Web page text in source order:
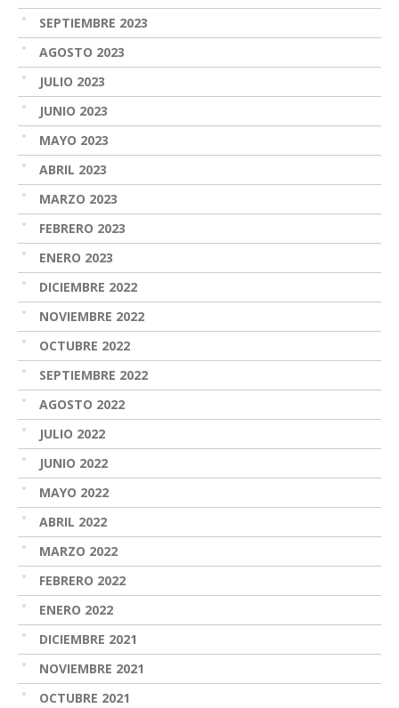
SEPTIEMBRE 2023
AGOSTO 2023
JULIO 2023
JUNIO 2023
MAYO 2023
ABRIL 2023
MARZO 2023
FEBRERO 2023
ENERO 2023
DICIEMBRE 2022
NOVIEMBRE 2022
OCTUBRE 2022
SEPTIEMBRE 2022
AGOSTO 2022
JULIO 2022
JUNIO 2022
MAYO 2022
ABRIL 2022
MARZO 2022
FEBRERO 2022
ENERO 2022
DICIEMBRE 2021
NOVIEMBRE 2021
OCTUBRE 2021